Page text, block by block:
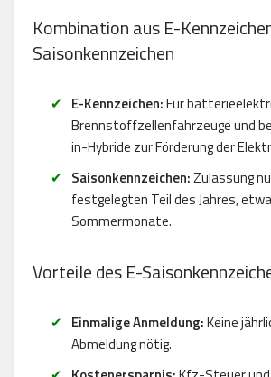
Kombination aus E-
Saisonkennzeichen
E-Kennzeichen:Für
Brennstoffzellenfahrzeuge und
in-Hybride zur Förderung der
Saisonkennzeichen:Zulassung
festgelegten Teil des Jahres,
Sommermonate.
Vorteile des E-
Einmalige Anmeldung:Keine
Abmeldung nötig.